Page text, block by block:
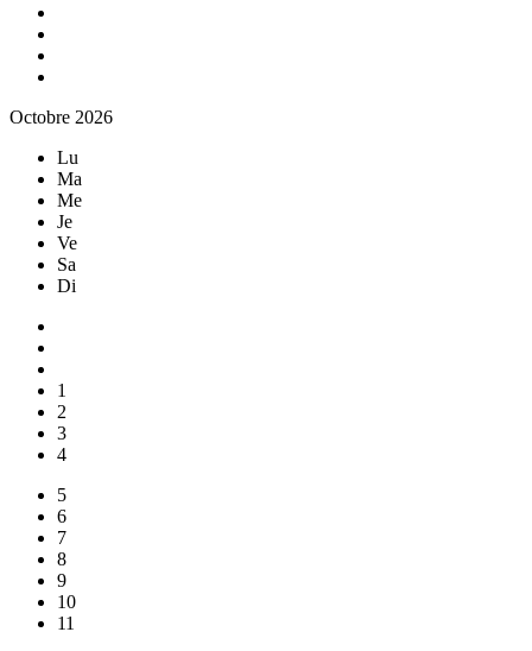
Octobre 2026
Lu
Ma
Me
Je
Ve
Sa
Di
1
2
3
4
5
6
7
8
9
10
11